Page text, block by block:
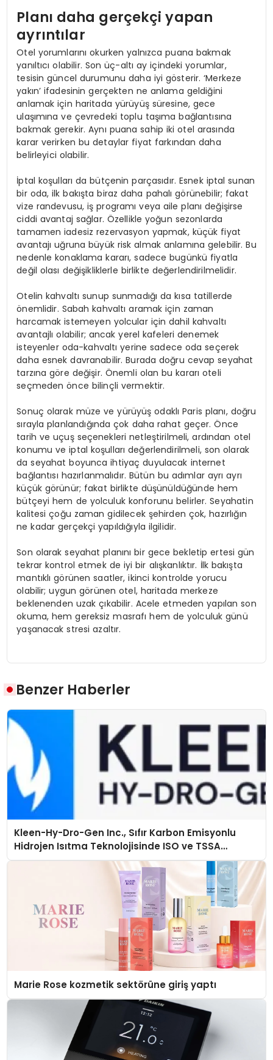
Planı daha gerçekçi yapan
ayrıntılar
Otel yorumlarını okurken yalnızca puana bakmak
yanıltıcı olabilir. Son üç-altı ay içindeki yorumlar,
tesisin güncel durumunu daha iyi gösterir. ‘Merkeze
yakın’ ifadesinin gerçekten ne anlama geldiğini
anlamak için haritada yürüyüş süresine, gece
ulaşımına ve çevredeki toplu taşıma bağlantısına
bakmak gerekir. Aynı puana sahip iki otel arasında
karar verirken bu detaylar fiyat farkından daha
belirleyici olabilir.
İptal koşulları da bütçenin parçasıdır. Esnek iptal sunan
bir oda, ilk bakışta biraz daha pahalı görünebilir; fakat
vize randevusu, iş programı veya aile planı değişirse
ciddi avantaj sağlar. Özellikle yoğun sezonlarda
tamamen iadesiz rezervasyon yapmak, küçük fiyat
avantajı uğruna büyük risk almak anlamına gelebilir. Bu
nedenle konaklama kararı, sadece bugünkü fiyatla
değil olası değişikliklerle birlikte değerlendirilmelidir.
Otelin kahvaltı sunup sunmadığı da kısa tatillerde
önemlidir. Sabah kahvaltı aramak için zaman
harcamak istemeyen yolcular için dahil kahvaltı
avantajlı olabilir; ancak yerel kafeleri denemek
isteyenler oda-kahvaltı yerine sadece oda seçerek
daha esnek davranabilir. Burada doğru cevap seyahat
tarzına göre değişir. Önemli olan bu kararı oteli
seçmeden önce bilinçli vermektir.
Sonuç olarak müze ve yürüyüş odaklı Paris planı, doğru
sırayla planlandığında çok daha rahat geçer. Önce
tarih ve uçuş seçenekleri netleştirilmeli, ardından otel
konumu ve iptal koşulları değerlendirilmeli, son olarak
da seyahat boyunca ihtiyaç duyulacak internet
bağlantısı hazırlanmalıdır. Bütün bu adımlar ayrı ayrı
küçük görünür; fakat birlikte düşünüldüğünde hem
bütçeyi hem de yolculuk konforunu belirler. Seyahatin
kalitesi çoğu zaman gidilecek şehirden çok, hazırlığın
ne kadar gerçekçi yapıldığıyla ilgilidir.
Son olarak seyahat planını bir gece bekletip ertesi gün
tekrar kontrol etmek de iyi bir alışkanlıktır. İlk bakışta
mantıklı görünen saatler, ikinci kontrolde yorucu
olabilir; uygun görünen otel, haritada merkeze
beklenenden uzak çıkabilir. Acele etmeden yapılan son
okuma, hem gereksiz masrafı hem de yolculuk günü
yaşanacak stresi azaltır.
Benzer Haberler
Kleen-Hy-Dro-Gen Inc., Sıfır Karbon Emisyonlu
Hidrojen Isıtma Teknolojisinde ISO ve TSSA
Düzenleyici Onaylarını Aldı
Marie Rose kozmetik sektörüne giriş yaptı